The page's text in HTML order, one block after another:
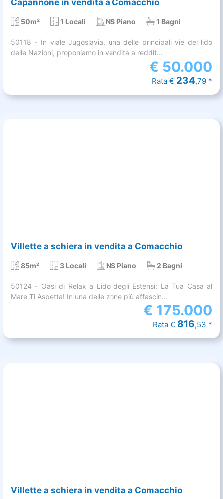
Capannone in vendita a Comacchio
50m² 1 Locali NS Piano 1 Bagni
50118 - In viale Jugoslavia, una delle principali vie del lido
delle Nazioni, proponiamo in vendita a reddit...
€ 50.000
Rata € 234,79 *
Villette a schiera in vendita a Comacchio
85m² 3 Locali NS Piano 2 Bagni
50124 - Oasi di Relax a Lido degli Estensi: La Tua Casa al
Mare Ti Aspetta! In una delle zone più affascin...
€ 175.000
Rata € 816,53 *
Villette a schiera in vendita a Comacchio